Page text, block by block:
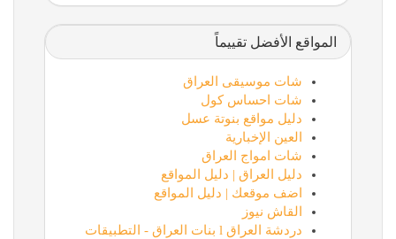
المواقع الأفضل تقييماً
شات موسيقى العراق
شات احساس كول
دليل مواقع بنوتة عسل
العين الإخبارية
شات امواج العراق
دليل العراق | دليل المواقع
اضف موقعك | دليل المواقع
القاش نيوز
دردشة العراق l بنات العراق - التطبيقات